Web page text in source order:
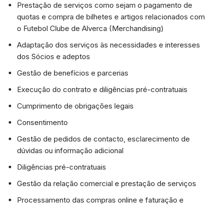
Prestação de serviços como sejam o pagamento de
quotas e compra de bilhetes e artigos relacionados com
o Futebol Clube de Alverca (Merchandising)
Adaptação dos serviços às necessidades e interesses
dos Sócios e adeptos
Gestão de benefícios e parcerias
Execução do contrato e diligências pré-contratuais
Cumprimento de obrigações legais
Consentimento
Gestão de pedidos de contacto, esclarecimento de
dúvidas ou informação adicional
Diligências pré-contratuais
Gestão da relação comercial e prestação de serviços
Processamento das compras online e faturação e